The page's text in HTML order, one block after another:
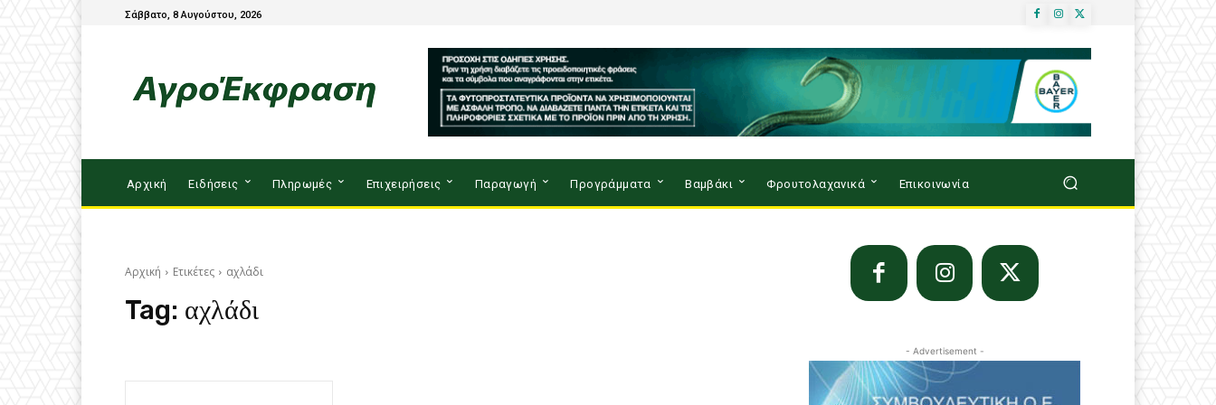
Σάββατο, 8 Αυγούστου, 2026
Αρχική Ειδήσεις Πληρωμές Επιχειρήσεις Παραγωγή Προγράμματα Βαμβάκι Φρουτολαχανικά Επικοινωνία
Αρχική Ετικέτες αχλάδι
Tag: αχλάδι
- Advertisement -